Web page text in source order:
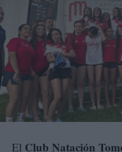
El Club Natación